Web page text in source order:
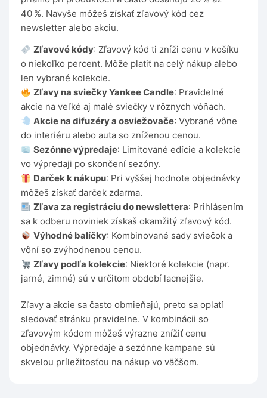
40 %. Navyše môžeš získať zľavový kód cez
newsletter alebo akciu.
Zľavové kódy: Zľavový kód ti zníži cenu v košíku
o niekoľko percent. Môže platiť na celý nákup alebo
len vybrané kolekcie.
Zľavy na sviečky Yankee Candle: Pravidelné
akcie na veľké aj malé sviečky v rôznych vôňach.
Akcie na difuzéry a osviežovače: Vybrané vône
do interiéru alebo auta so zníženou cenou.
Sezónne výpredaje: Limitované edície a kolekcie
vo výpredaji po skončení sezóny.
Darček k nákupu: Pri vyššej hodnote objednávky
môžeš získať darček zdarma.
Zľava za registráciu do newslettera: Prihlásením
sa k odberu noviniek získaš okamžitý zľavový kód.
Výhodné balíčky: Kombinované sady sviečok a
vôní so zvýhodnenou cenou.
Zľavy podľa kolekcie: Niektoré kolekcie (napr.
jarné, zimné) sú v určitom období lacnejšie.
Zľavy a akcie sa často obmieňajú, preto sa oplatí
sledovať stránku pravidelne. V kombinácii so
zľavovým kódom môžeš výrazne znížiť cenu
objednávky. Výpredaje a sezónne kampane sú
skvelou príležitosťou na nákup vo väčšom.